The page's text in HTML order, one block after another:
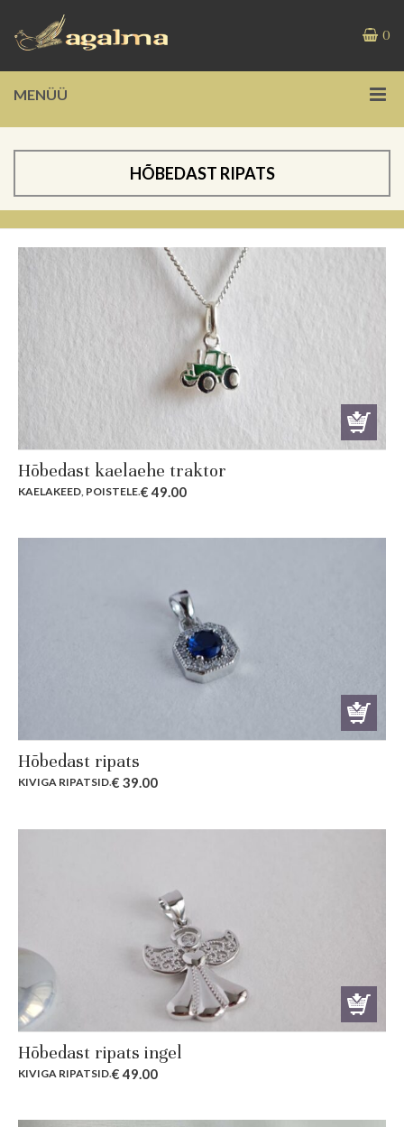
0
MENÜÜ
HÕBEDAST RIPATS
Hõbedast kaelaehe traktor
KAELAKEED, POISTELE.€49.00
Hõbedast ripats
KIVIGA RIPATSID.€ 39.00
Hõbedast ripats ingel
KIVIGA RIPATSID.€49.00